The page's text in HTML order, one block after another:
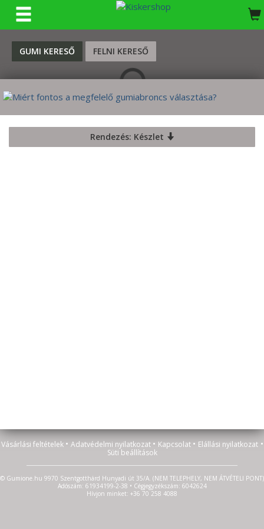
GUMI KERESŐ FELNI KERESŐ
Rendezés: Készlet
Vásárlási feltételek • Adatvédelmi nyilatkozat • Kapcsolat • Elállási nyilatkozat •
Süti beállítások
© Gumione.hu 9970 Szentgotthárd Hunyadi út 35/A. (NEM TELEPHELY, NEM ÁTVÉTELI PONT)
Adószám: 61934199-2-38 • Cégjegyzékszám: 6042624
Hívjon minket: +36 70 258 4088